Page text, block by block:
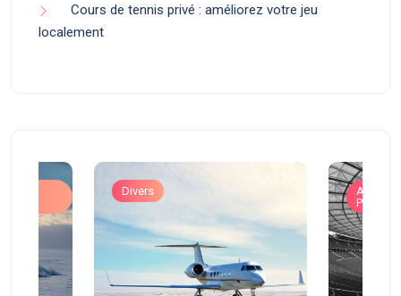
Cours de tennis privé : améliorez votre jeu
localement
Divers
Art de